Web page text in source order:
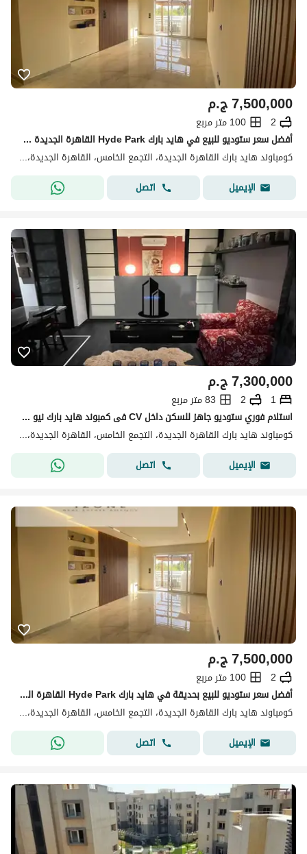
ج.م7,500,000
2
100 متر مربع
أفضل سعر ستوديو للبيع في هايد بارك Hyde Park القاهرة الجديدة New Cairo بمساحة 100 متر وحديقة 30 متر تشطيب كامل
كومباوند هايد بارك القاهرة الجديدة، التجمع الخامس، القاهرة الجديدة، القاهرة
الإيميل
اتصل
ج.م7,300,000
1
2
83 متر مربع
استلام فوري ستوديو جاهز للسكن داخل CV فى كمبوند هايد بارك نيو كايرو تشطيب High End شامل المطبخ والدريسنج
كومباوند هايد بارك القاهرة الجديدة، التجمع الخامس، القاهرة الجديدة، القاهرة
الإيميل
اتصل
ج.م7,500,000
2
100 متر مربع
أفضل سعر ستوديو للبيع بحديقة في هايد بارك Hyde Park القاهرة الجديدة New Cairo 100 متر + حديقة 30 متر غرفة نوم 2 حمام
كومباوند هايد بارك القاهرة الجديدة، التجمع الخامس، القاهرة الجديدة، القاهرة
الإيميل
اتصل